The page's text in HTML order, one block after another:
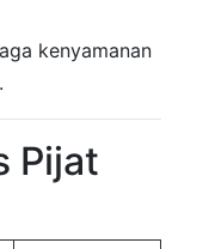
kenyamanan
Pijat